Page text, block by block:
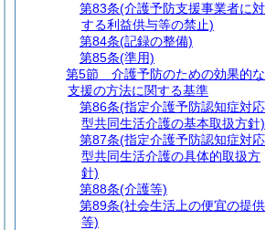
第83条(介護予防支援事業者に対
する利益供与等の禁止)
第84条(記録の整備)
第85条(準用)
第5節
介護予防のための効果的な
支援の方法に関する基準
第86条(指定介護予防認知症対応
型共同生活介護の基本取扱方針)
第87条(指定介護予防認知症対応
型共同生活介護の具体的取扱方
針)
第88条(介護等)
第89条(社会生活上の便宜の提供
等)